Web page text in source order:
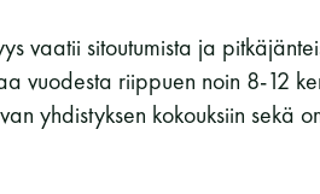
vaatii sitoutumista ja
vuodesta riippuen noin 8-12
yhdistyksen kokouksiin sekä